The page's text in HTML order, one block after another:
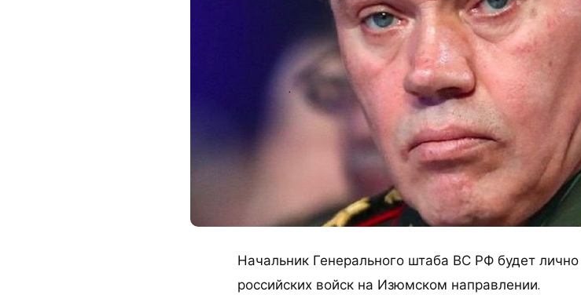
Начальник Генерального штаба ВС РФ будет
российских войск на Изюмском направлении.